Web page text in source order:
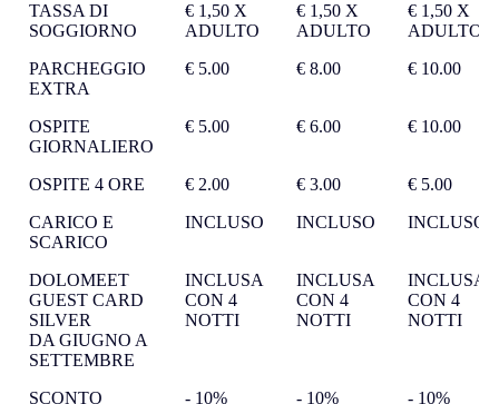
TASSA DI
SOGGIORNO
€ 1,50 X
ADULTO
€ 1,50 X
ADULTO
€ 1,50 X
ADULTO
PARCHEGGIO
EXTRA
€ 5.00 € 8.00 € 10.00
OSPITE
GIORNALIERO
€ 5.00 € 6.00 € 10.00
OSPITE 4 ORE € 2.00 € 3.00
€ 5.00
CARICO E
SCARICO
INCLUSO INCLUSO INCLUSO
DOLOMEET
GUEST CARD
SILVER
DA GIUGNO A
SETTEMBRE
INCLUSA
CON 4
NOTTI
INCLUSA
CON 4
NOTTI
INCLUSA
CON 4
NOTTI
SCONTO - 10% - 10% - 10%